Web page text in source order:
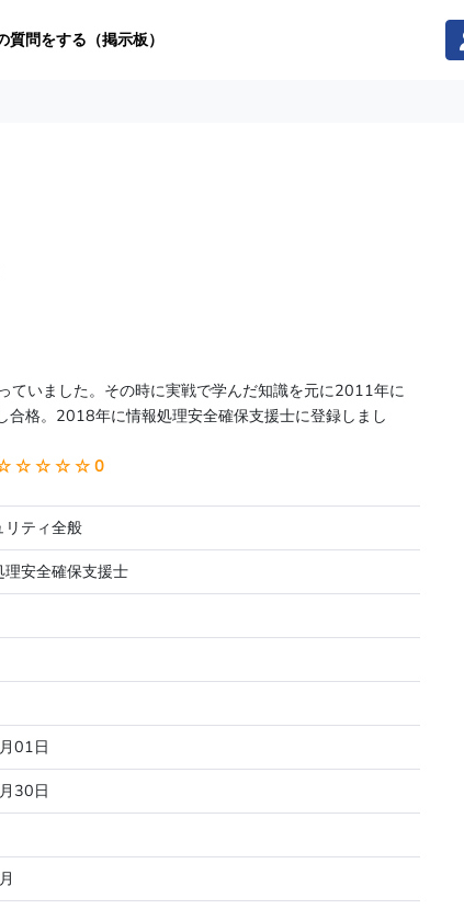
問をする（掲示板）
いました。その時に実戦で学んだ知識を元に2011年に
格。2018年に情報処理安全確保支援士に登録しまし
☆ ☆ ☆ ☆ 0
リティ全般
理安全確保支援士
01日
30日